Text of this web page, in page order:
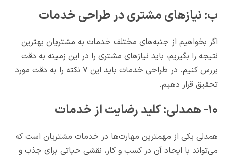
ب: نیازهای مشتری در طراحی خدمات
اگر بخواهیم از جنبه‌های مختلف خدمات به مشتریان بهترین
نتیجه را بگیریم، باید نیازهای مشتری را در این زمینه به دقت
بررس کنیم. در طراحی خدمات باید این ۷ نکته را به دقت مورد
تحقیق قرار دهیم.
۱۰- همدلی: کلید رضایت از خدمات
همدلی یکی از مهمترین مهارت‌ها در خدمات مشتریان است که
می‌تواند با ایجاد آن در کسب و کار، نقشی حیاتی برای جذب و